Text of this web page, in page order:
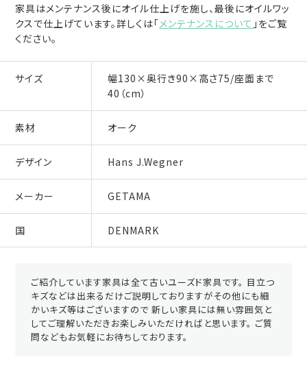
家具はメンテナンス後にオイル仕上げを施し、最後にオイルワッ
クスで仕上げています。詳しくは「メンテナンスについて 」をご覧
ください。
サイズ
幅130×奥行き90×高さ75/座面まで
40（cm）
素材 オーク
デザイン Hans J.Wegner
メーカー GETAMA
国 DENMARK
ご紹介しています家具は全て古いユーズド家具です。 目立つ
キズなどは出来るだけご説明しておりますがその他にも細
かいキズ等はございますので 新しい家具には無い雰囲気と
してご理解いただきお楽しみいただければと思います。 ご質
問などもお気軽にお待ちしております。